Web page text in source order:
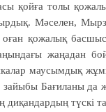
қойға толы
Мәселен,
қожалық
жаңадан
маусымдық
зайыбы Бағиланы
түскі